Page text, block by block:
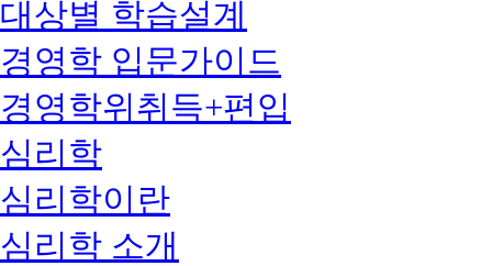
대상별 학습설계
경영학 입문가이드
경영학위취득+편입
심리학
심리학이란
심리학 소개